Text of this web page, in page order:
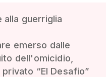
alla guerriglia
emerso dalle
dell'omicidio,
“El Desafio”